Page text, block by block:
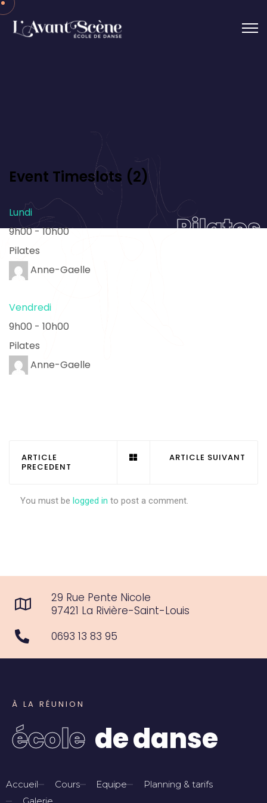
Pilates
Event Timeslots (2)
Lundi
9h00-10h00
Pilates
Anne-Gaelle
Vendredi
9h00 - 10h00
Pilates
Anne-Gaelle
ARTICLE
PRECEDENT
ARTICLE SUIVANT
You must be logged in to post a comment.
29 Rue Pente Nicole
97421 La Rivière-Saint-Louis
0693 13 83 95
À LA R ÉU N I O N
école dedanse
Accueil Cours Equipe
Planning & tarifs